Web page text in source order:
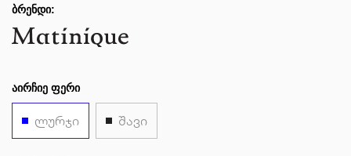
ᲑᲠᲔᲜᲓᲘ:
ᲐᲘᲠᲩᲘᲔ ᲤᲔᲠᲘ
ლურჯი შავი